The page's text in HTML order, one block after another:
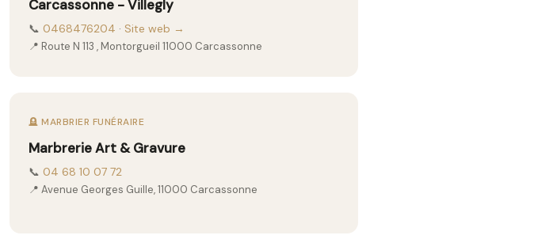
Carcassonne - Villegly
📞 0468476204 · Site web →
📍 Route N 113 , Montorgueil 11000 Carcassonne
🪦 MARBRIER FUNÉRAIRE
Marbrerie Art & Gravure
📞 04 68 10 07 72
📍 Avenue Georges Guille, 11000 Carcassonne